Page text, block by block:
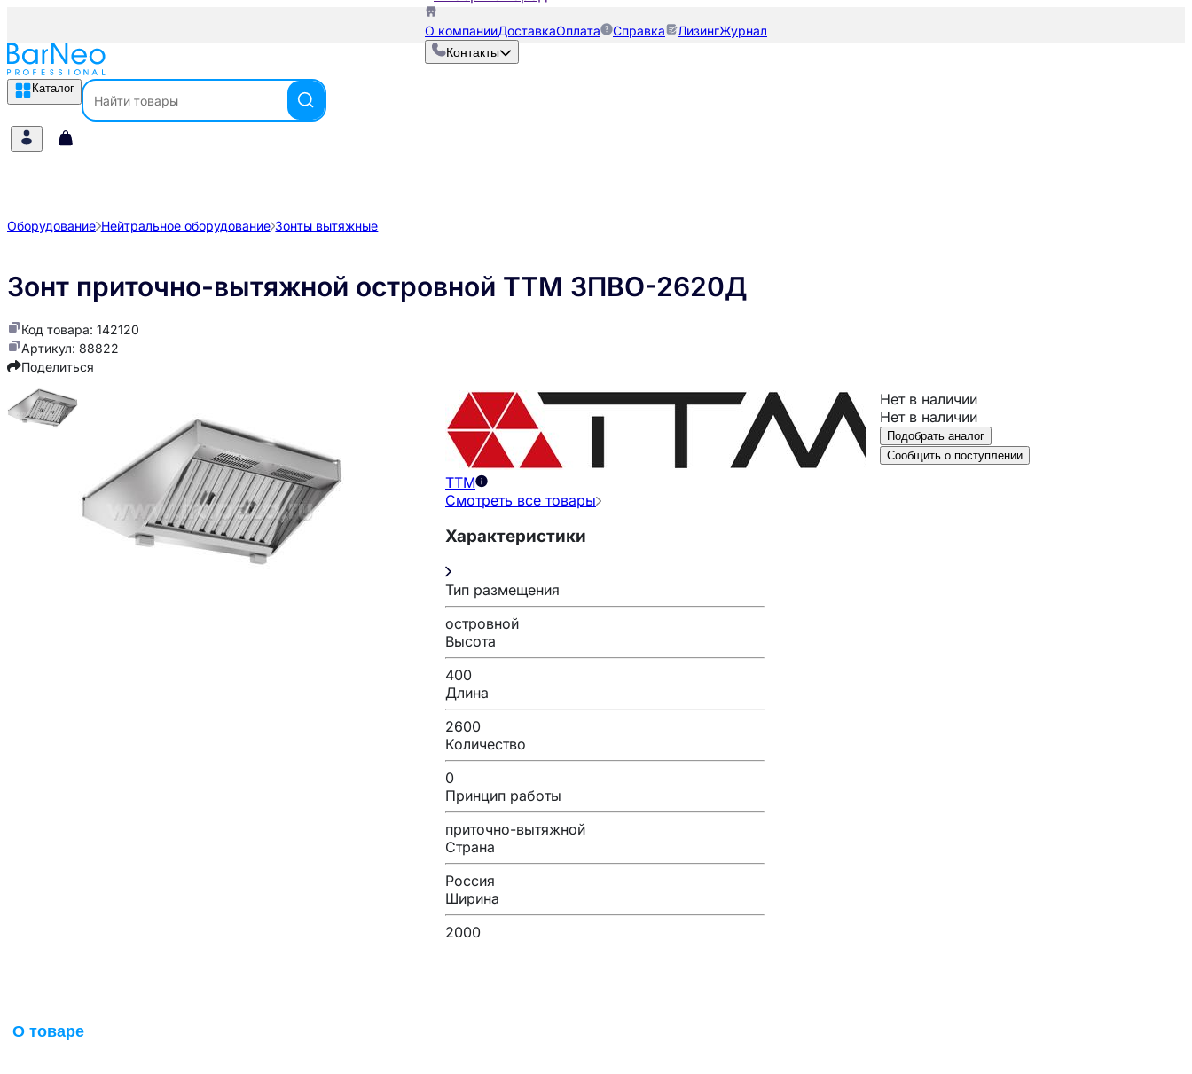
О компанииДоставкаОплата Справка ЛизингЖурнал
Контакты
Каталог
Оборудование Нейтральное оборудование Зонты вытяжные
Зонт приточно-вытяжной островной ТТМ ЗПВО-2620Д
Код товара: 142120
Артикул: 88822
Поделиться
ТТМ
Смотреть все товары
Характеристики
Тип размещения
островной
Высота
400
Длина
2600
Количество
0
Принцип работы
приточно-вытяжной
Страна
Россия
Ширина
2000
Нет в наличии
Нет в наличии
Подобрать аналог
Сообщить о поступлении
О товаре